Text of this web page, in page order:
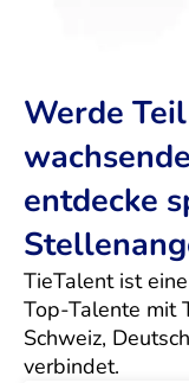
Werde
entdecke
TieTalent ist
Top-Talente mit
Schweiz,
verbindet.